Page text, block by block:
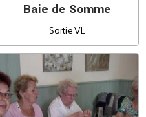
Baie de Somme
Sortie VL